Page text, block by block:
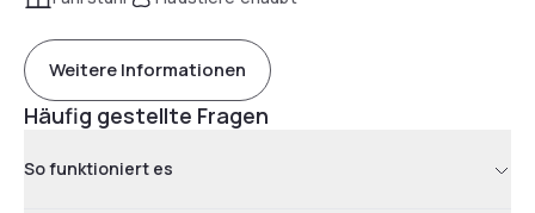
Weitere Informationen
Häufig gestellte Fragen
So funktioniert es